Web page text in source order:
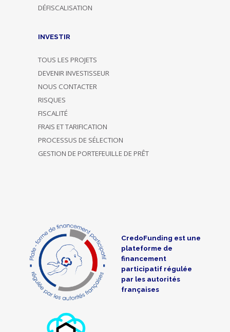
DÉFISCALISATION
INVESTIR
TOUS LES PROJETS
DEVENIR INVESTISSEUR
NOUS CONTACTER
RISQUES
FISCALITÉ
FRAIS ET TARIFICATION
PROCESSUS DE SÉLECTION
GESTION DE PORTEFEUILLE DE PRÊT
CredoFunding est une
plateforme de
financement
participatif régulée
par les autorités
françaises